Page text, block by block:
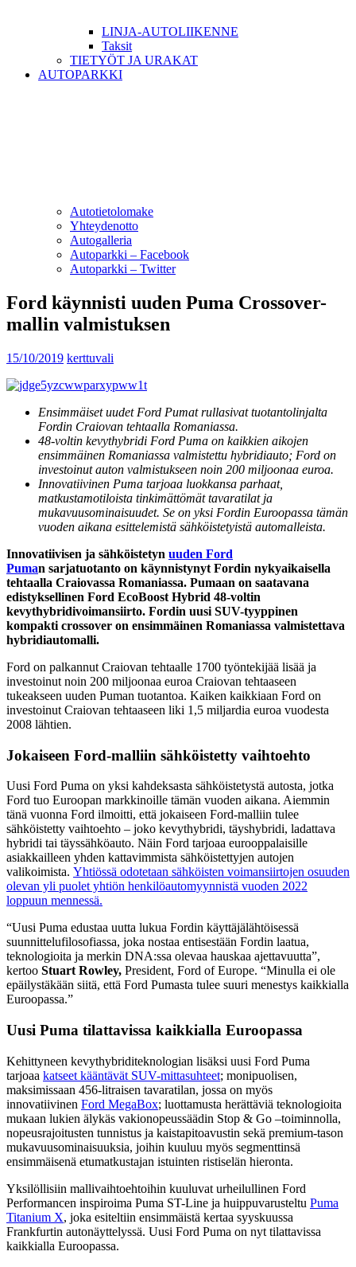
LINJA-AUTOLIIKENNE
Taksit
TIETYÖT JA URAKAT
AUTOPARKKI
Autotietolomake
Yhteydenotto
Autogalleria
Autoparkki – Facebook
Autoparkki – Twitter
Ford käynnisti uuden Puma Crossover-
mallin valmistuksen
15/10/2019 kerttuvali
Ensimmäiset uudet Ford Pumat rullasivat tuotantolinjalta
Fordin Craiovan tehtaalla Romaniassa.
48-voltin kevythybridi Ford Puma on kaikkien aikojen
ensimmäinen Romaniassa valmistettu hybridiauto; Ford on
investoinut auton valmistukseen noin 200 miljoonaa euroa.
Innovatiivinen Puma tarjoaa luokkansa parhaat,
matkustamotiloista tinkimättömät tavaratilat ja
mukavuusominaisuudet. Se on yksi Fordin Euroopassa tämän
vuoden aikana esittelemistä sähköistetyistä automalleista.
Innovatiivisen ja sähköistetyn uuden Ford
Puman sarjatuotanto on käynnistynyt Fordin nykyaikaisella
tehtaalla Craiovassa Romaniassa. Pumaan on saatavana
edistyksellinen Ford EcoBoost Hybrid 48-voltin
kevythybridivoimansiirto. Fordin uusi SUV-tyyppinen
kompakti crossover on ensimmäinen Romaniassa valmistettava
hybridiautomalli.
Ford on palkannut Craiovan tehtaalle 1700 työntekijää lisää ja
investoinut noin 200 miljoonaa euroa Craiovan tehtaaseen
tukeakseen uuden Puman tuotantoa. Kaiken kaikkiaan Ford on
investoinut Craiovan tehtaaseen liki 1,5 miljardia euroa vuodesta
2008 lähtien.
Jokaiseen Ford-malliin sähköistetty vaihtoehto
Uusi Ford Puma on yksi kahdeksasta sähköistetystä autosta, jotka
Ford tuo Euroopan markkinoille tämän vuoden aikana. Aiemmin
tänä vuonna Ford ilmoitti, että jokaiseen Ford-malliin tulee
sähköistetty vaihtoehto – joko kevythybridi, täyshybridi, ladattava
hybridi tai täyssähköauto. Näin Ford tarjoaa eurooppalaisille
asiakkailleen yhden kattavimmista sähköistettyjen autojen
valikoimista. Yhtiössä odotetaan sähköisten voimansiirtojen osuuden
olevan yli puolet yhtiön henkilöautomyynnistä vuoden 2022
loppuun mennessä.
“Uusi Puma edustaa uutta lukua Fordin käyttäjälähtöisessä
suunnittelufilosofiassa, joka nostaa entisestään Fordin laatua,
teknologioita ja merkin DNA:ssa olevaa hauskaa ajettavuutta”,
kertoo Stuart Rowley, President, Ford of Europe. “Minulla ei ole
epäilystäkään siitä, että Ford Pumasta tulee suuri menestys kaikkialla
Euroopassa.”
Uusi Puma tilattavissa kaikkialla Euroopassa
Kehittyneen kevythybriditeknologian lisäksi uusi Ford Puma
tarjoaa katseet kääntävät SUV-mittasuhteet; monipuolisen,
maksimissaan 456-litraisen tavaratilan, jossa on myös
innovatiivinen Ford MegaBox; luottamusta herättäviä teknologioita
mukaan lukien älykäs vakionopeussäädin Stop & Go –toiminnolla,
nopeusrajoitusten tunnistus ja kaistapitoavustin sekä premium-tason
mukavuusominaisuuksia, joihin kuuluu myös segmenttinsä
ensimmäisenä etumatkustajan istuinten ristiselän hieronta.
Yksilöllisiin mallivaihtoehtoihin kuuluvat urheilullinen Ford
Performancen inspiroima Puma ST-Line ja huippuvarusteltu Puma
Titanium X, joka esiteltiin ensimmäistä kertaa syyskuussa
Frankfurtin autonäyttelyssä. Uusi Ford Puma on nyt tilattavissa
kaikkialla Euroopassa.